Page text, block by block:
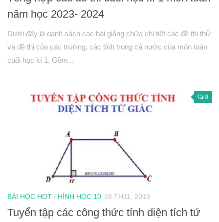
Đại số 11
Phương trình lượng giác
Tổ hợp – Xac suất
Dãy số- CSC – CSN
Đạo hàm
Phép biến hình
Quan hệ song song trong không gian
Quan hệ vuông góc trong không gian
Khảo sát hàm số
Hàm số mũ-Logarit
năm học 2023- 2024
Dưới đây là danh sách các bài giảng chữa chi tiết các đề thi thử
và đề thi của các trường, các tỉnh trong cả nước của môn toán
cuối học kì 1. Gồm...
0
BÀI HỌC HOT / HÌNH HỌC 10 18 TH11, 2019
Tuyển tập các công thức tính diện tích tứ